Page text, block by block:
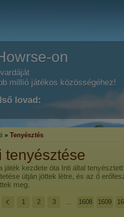
on
millió játékos közösségéhez!
lovad:
» Tenyésztés
tenyésztése
játék kezdete óta Inti által
útján jöttek létre, és az ő
meg.
1 2 3 ... 1608 1609